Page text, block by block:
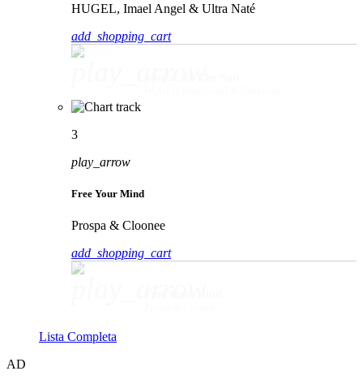
HUGEL, Imael Angel & Ultra Naté
add_shopping_cart
3
play_arrow
Free Your Mind
Prospa & Cloonee
add_shopping_cart
Lista Completa
AD